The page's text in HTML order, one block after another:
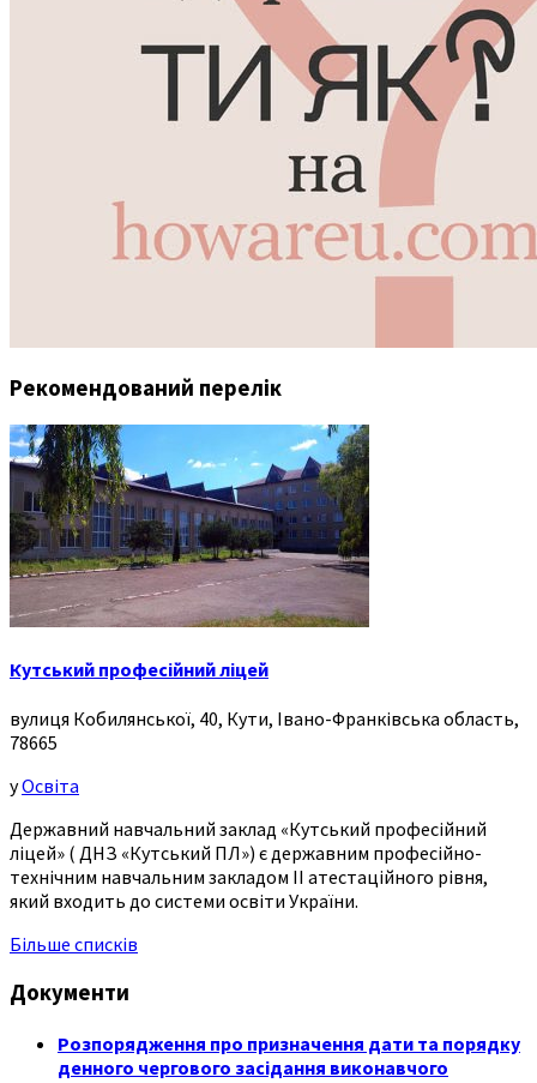
Рекомендований перелік
Кутський професійний ліцей
вулиця Кобилянської, 40, Кути, Івано-Франківська область,
78665
уОсвіта
Державний навчальний заклад «Кутський професійний
ліцей» ( ДНЗ «Кутський ПЛ») є державним професійно-
технічним навчальним закладом ІІ атестаційного рівня,
який входить до системи освіти України.
Більше списків
Документи
Розпорядження про призначення дати та порядку
денного чергового засідання виконавчого